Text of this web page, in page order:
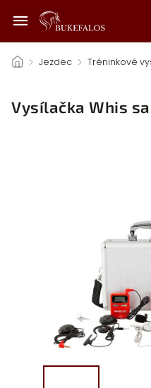
/ Jezdec / Tréninkové
Vysílačka Whis